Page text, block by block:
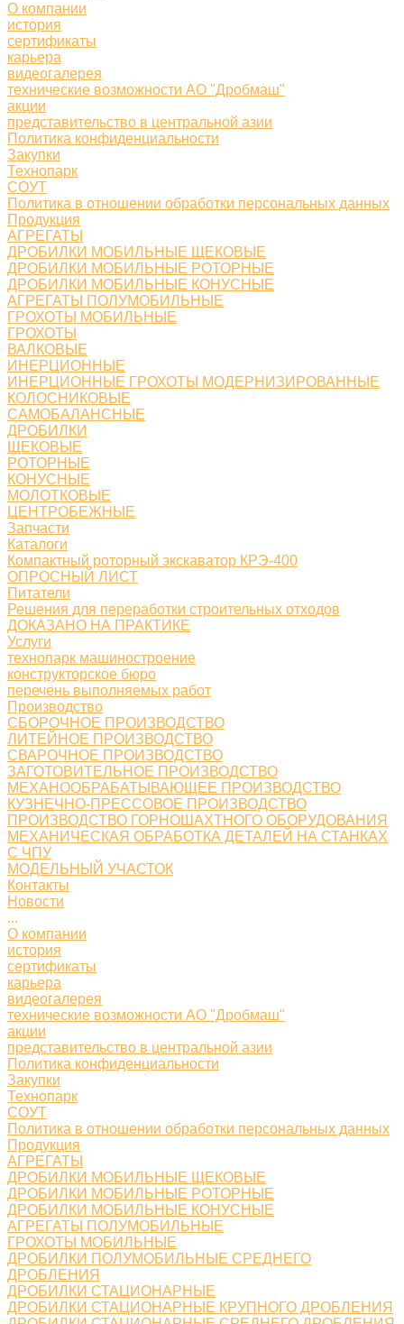
О компании
история
сертификаты
карьера
видеогалерея
технические возможности АО "Дробмаш"
акции
представительство в центральной азии
Политика конфиденциальности
Закупки
Технопарк
СОУТ
Политика в отношении обработки персональных данных
Продукция
АГРЕГАТЫ
ДРОБИЛКИ МОБИЛЬНЫЕ ЩЕКОВЫЕ
ДРОБИЛКИ МОБИЛЬНЫЕ РОТОРНЫЕ
ДРОБИЛКИ МОБИЛЬНЫЕ КОНУСНЫЕ
АГРЕГАТЫ ПОЛУМОБИЛЬНЫЕ
ГРОХОТЫ МОБИЛЬНЫЕ
ГРОХОТЫ
ВАЛКОВЫЕ
ИНЕРЦИОННЫЕ
ИНЕРЦИОННЫЕ ГРОХОТЫ МОДЕРНИЗИРОВАННЫЕ
КОЛОСНИКОВЫЕ
САМОБАЛАНСНЫЕ
ДРОБИЛКИ
ЩЕКОВЫЕ
РОТОРНЫЕ
КОНУСНЫЕ
МОЛОТКОВЫЕ
ЦЕНТРОБЕЖНЫЕ
Запчасти
Каталоги
Компактный роторный экскаватор КРЭ-400
ОПРОСНЫЙ ЛИСТ
Питатели
Решения для переработки строительных отходов
ДОКАЗАНО НА ПРАКТИКЕ
Услуги
технопарк машиностроение
конструкторское бюро
перечень выполняемых работ
Производство
СБОРОЧНОЕ ПРОИЗВОДСТВО
ЛИТЕЙНОЕ ПРОИЗВОДСТВО
СВАРОЧНОЕ ПРОИЗВОДСТВО
ЗАГОТОВИТЕЛЬНОЕ ПРОИЗВОДСТВО
МЕХАНООБРАБАТЫВАЮЩЕЕ ПРОИЗВОДСТВО
КУЗНЕЧНО-ПРЕССОВОЕ ПРОИЗВОДСТВО
ПРОИЗВОДСТВО ГОРНОШАХТНОГО ОБОРУДОВАНИЯ
МЕХАНИЧЕСКАЯ ОБРАБОТКА ДЕТАЛЕЙ НА СТАНКАХ
С ЧПУ
МОДЕЛЬНЫЙ УЧАСТОК
Контакты
Новости
...
О компании
история
сертификаты
карьера
видеогалерея
технические возможности АО "Дробмаш"
акции
представительство в центральной азии
Политика конфиденциальности
Закупки
Технопарк
СОУТ
Политика в отношении обработки персональных данных
Продукция
АГРЕГАТЫ
ДРОБИЛКИ МОБИЛЬНЫЕ ЩЕКОВЫЕ
ДРОБИЛКИ МОБИЛЬНЫЕ РОТОРНЫЕ
ДРОБИЛКИ МОБИЛЬНЫЕ КОНУСНЫЕ
АГРЕГАТЫ ПОЛУМОБИЛЬНЫЕ
ГРОХОТЫ МОБИЛЬНЫЕ
ДРОБИЛКИ ПОЛУМОБИЛЬНЫЕ СРЕДНЕГО
ДРОБЛЕНИЯ
ДРОБИЛКИ СТАЦИОНАРНЫЕ
ДРОБИЛКИ СТАЦИОНАРНЫЕ КРУПНОГО ДРОБЛЕНИЯ